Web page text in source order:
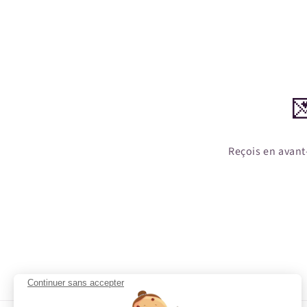
Continuer sans accepter
Reçois en